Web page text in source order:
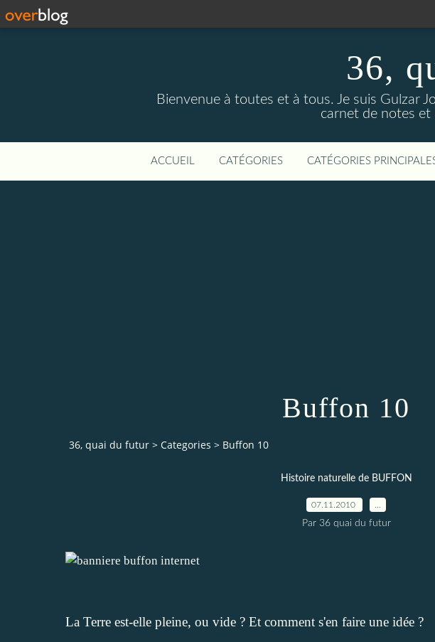
36,
Bienvenue à toutes et à tous. Je suis Gulzar
carnet de notes et
ACCUEIL CATÉGORIES CATÉGORIES
Buffon 10
36, quai du futur > Categories > Buffon 10
Histoire naturelle de BUFFON
07.11.2010
Par 36 quai du futur
La Terre est-elle pleine, ou vide ? Et comment s'en faire une idée ?